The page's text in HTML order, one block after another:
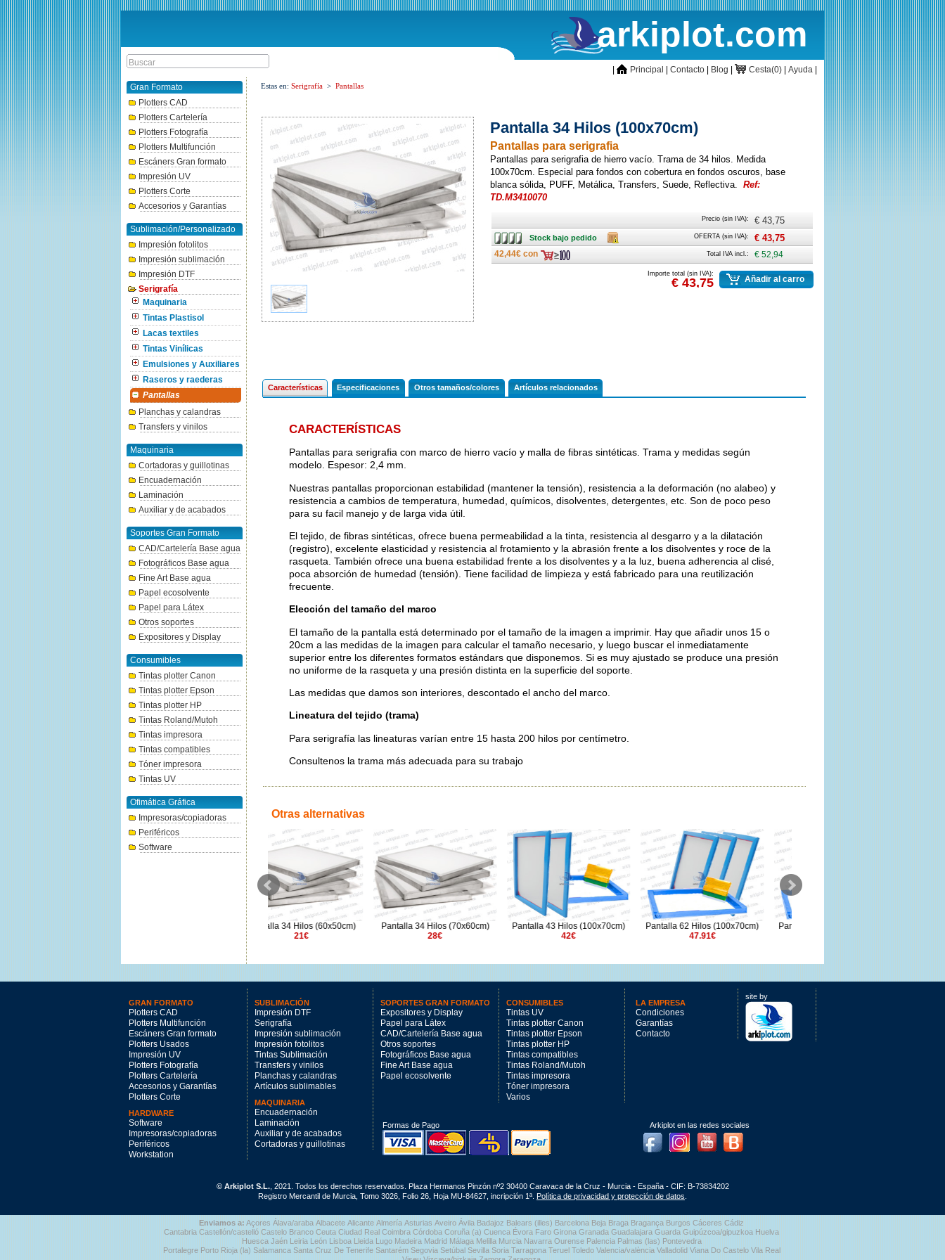
arkiplot.com
inicioPrincipal Contacto Blog CestaCesta(0) Ayuda
Gran Formato
Plotters CAD
Plotters Cartelería
Plotters Fotografía
Plotters Multifunción
Escáners Gran formato
Impresión UV
Plotters Corte
Accesorios y Garantías
Sublimación/Personalizado
Impresión fotolitos
Impresión sublimación
Impresión DTF
Serigrafía
Maquinaria
Tintas Plastisol
Lacas textiles
Tintas Vinílicas
Emulsiones y Auxiliares
Raseros y raederas
Pantallas
Planchas y calandras
Transfers y vinilos
Maquinaria
Cortadoras y guillotinas
Encuadernación
Laminación
Auxiliar y de acabados
Soportes Gran Formato
CAD/Cartelería Base agua
Fotográficos Base agua
Fine Art Base agua
Papel ecosolvente
Papel para Látex
Otros soportes
Expositores y Display
Consumibles
Tintas plotter Canon
Tintas plotter Epson
Tintas plotter HP
Tintas Roland/Mutoh
Tintas impresora
Tintas compatibles
Tóner impresora
Tintas UV
Ofimática Gráfica
Impresoras/copiadoras
Periféricos
Software
Estas en: Serigrafía > Pantallas
Pantalla 34 Hilos (100x70cm)
Pantallas para serigrafia
Pantallas para serigrafia de hierro vacío. Trama de 34 hilos. Medida
100x70cm. Especial para fondos con cobertura en fondos oscuros, base
blanca sólida, PUFF, Metálica, Transfers, Suede, Reflectiva. Ref:
TD.M3410070
Precio (sin IVA): € 43,75
Stock
bajo
pedido
Stock bajo pedido Caja OFERTA (sin IVA): € 43,75
42,44€ con Total IVA incl.: € 52,94
Importe total (sin IVA):
€ 43,75 Añadir al carro
Características Especificaciones Otros tamaños/colores Artículos relacionados
CARACTERÍSTICAS
Pantallas para serigrafia con marco de hierro vacío y malla de fibras sintéticas. Trama y medidas según
modelo. Espesor: 2,4 mm.
Nuestras pantallas proporcionan estabilidad (mantener la tensión), resistencia a la deformación (no alabeo) y
resistencia a cambios de temperatura, humedad, químicos, disolventes, detergentes, etc. Son de poco peso
para su facil manejo y de larga vida útil.
El tejido, de fibras sintéticas, ofrece buena permeabilidad a la tinta, resistencia al desgarro y a la dilatación
(registro), excelente elasticidad y resistencia al frotamiento y la abrasión frente a los disolventes y roce de la
rasqueta. También ofrece una buena estabilidad frente a los disolventes y a la luz, buena adherencia al clisé,
poca absorción de humedad (tensión). Tiene facilidad de limpieza y está fabricado para una reutilización
frecuente.
Elección del tamaño del marco
El tamaño de la pantalla está determinado por el tamaño de la imagen a imprimir. Hay que añadir unos 15 o
20cm a las medidas de la imagen para calcular el tamaño necesario, y luego buscar el inmediatamente
superior entre los diferentes formatos estándars que disponemos. Si es muy ajustado se produce una presión
no uniforme de la rasqueta y una presión distinta en la superficie del soporte.
Las medidas que damos son interiores, descontado el ancho del marco.
Lineatura del tejido (trama)
Para serigrafía las lineaturas varían entre 15 hasta 200 hilos por centímetro.
Consultenos la trama más adecuada para su trabajo
Otras alternativas
Pantalla 34 Hilos (60x50cm)
Pantalla 34 Hilos (70x60cm)
Pantalla 43 Hilos (100x70cm)
Pantalla 62 Hilos (100x70cm)
Pantalla 100 Hilos 100x70cm)
GRAN FORMATO
Plotters CAD
Plotters Multifunción
Escáners Gran formato
Plotters Usados
Impresión UV
Plotters Fotografía
Plotters Cartelería
Accesorios y Garantías
Plotters Corte
HARDWARE
Software
Impresoras/copiadoras
Periféricos
Workstation
SUBLIMACIÓN
Impresión DTF
Serigrafía
Impresión sublimación
Impresión fotolitos
Tintas Sublimación
Transfers y vinilos
Planchas y calandras
Artículos sublimables
MAQUINARIA
Encuadernación
Laminación
Auxiliar y de acabados
Cortadoras y guillotinas
SOPORTES GRAN FORMATO
Expositores y Display
Papel para Látex
CAD/Cartelería Base agua
Otros soportes
Fotográficos Base agua
Fine Art Base agua
Papel ecosolvente
CONSUMIBLES
Tintas UV
Tintas plotter Canon
Tintas plotter Epson
Tintas plotter HP
Tintas compatibles
Tintas Roland/Mutoh
Tintas impresora
Tóner impresora
Varios
LA EMPRESA
Condiciones
Garantías
Contacto
site by
Formas de Pago
Arkiplot en las redes sociales
FacebookInstagramYoutubeBlog
© Arkiplot S.L., 2021. Todos los derechos reservados. Plaza Hermanos Pinzón nº2 30400 Caravaca de la Cruz - Murcia - España - CIF: B-73834202
Registro Mercantil de Murcia, Tomo 3026, Folio 26, Hoja MU-84627, incripción 1ª. Política de privacidad y protección de datos
Enviamos a: Açores Álava/araba Albacete Alicante Almería Asturias Aveiro Ávila Badajoz Balears (illes) Barcelona Beja Braga Bragança Burgos Cáceres Cádiz
Cantabria Castellón/castelló Castelo Branco Ceuta Ciudad Real Coimbra Córdoba Coruña (a) Cuenca Évora Faro Girona Granada Guadalajara Guarda Guipúzcoa/gipuzkoa Huelva
Huesca Jaén Leiria León Lisboa Lleida Lugo Madeira Madrid Málaga Melilla Murcia Navarra Ourense Palencia Palmas (las) Pontevedra
Portalegre Porto Rioja (la) Salamanca Santa Cruz De Tenerife Santarém Segovia Setúbal Sevilla Soria Tarragona Teruel Toledo Valencia/valència Valladolid Viana Do Castelo Vila Real